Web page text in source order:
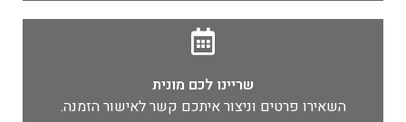
שריינו לכם מונית
השאירו פרטים וניצור איתכם קשר לאישור הזמנה.